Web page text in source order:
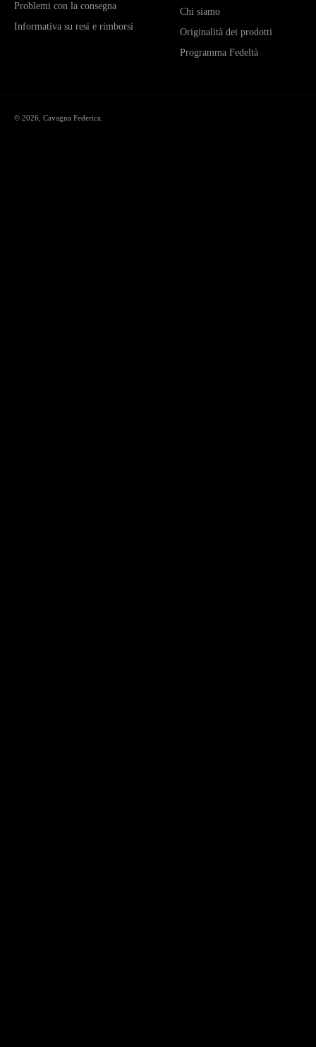
Problemi con la consegna
Informativa su resi e rimborsi
Chi siamo
Originalità dei prodotti
Programma Fedeltà
© 2026, Cavagna Federica